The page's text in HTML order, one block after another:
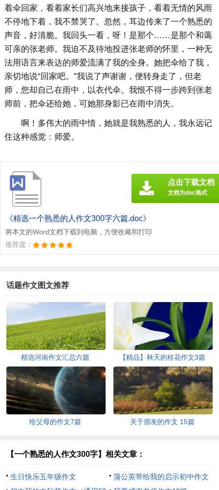
着伞回家，看着家长们高兴地来接孩子，看着无情的风雨
不停地下着，我不禁哭了。忽然，耳边传来了一个熟悉的
声音，好清脆。我回头一看，呀！是那个……是那个和蔼
可亲的张老师。我迫不及待地投进张老师的怀里，一种无
法用语言来表达的师爱流满了我的全身。她把伞给了我，
亲切地说“回家吧。”我说了声谢谢，便转身走了，但老
师，您却自己在雨中，以衣代伞。我恨不得一步跨到张老
师前，把伞还给她，可她那身影已在雨中消失。
啊！多伟大的雨中情，她就是我熟悉的人，我永远记
住这种感觉：师爱。
《精选一个熟悉的人作文300字六篇.doc》
将本文的Word文档下载到电脑，方便收藏和打印
推荐度：
点击下载文档
文档为doc格式
话题作文图文推荐
精选河南作文汇总六篇 【精品】秋天的桂花作文3篇
给父母的作文7篇 关于朋友的作文 15篇
【一个熟悉的人作文300字】相关文章：
生日快乐五年级作文
蒲公英带给我的启示初中作文